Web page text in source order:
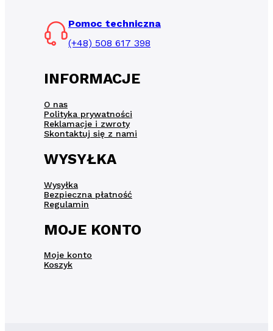
Pomoc techniczna
(+48) 508 617 398
INFORMACJE
O nas
Polityka prywatności
Reklamacje i zwroty
Skontaktuj się z nami
WYSYŁKA
Wysyłka
Bezpieczna płatność
Regulamin
MOJE KONTO
Moje konto
Koszyk